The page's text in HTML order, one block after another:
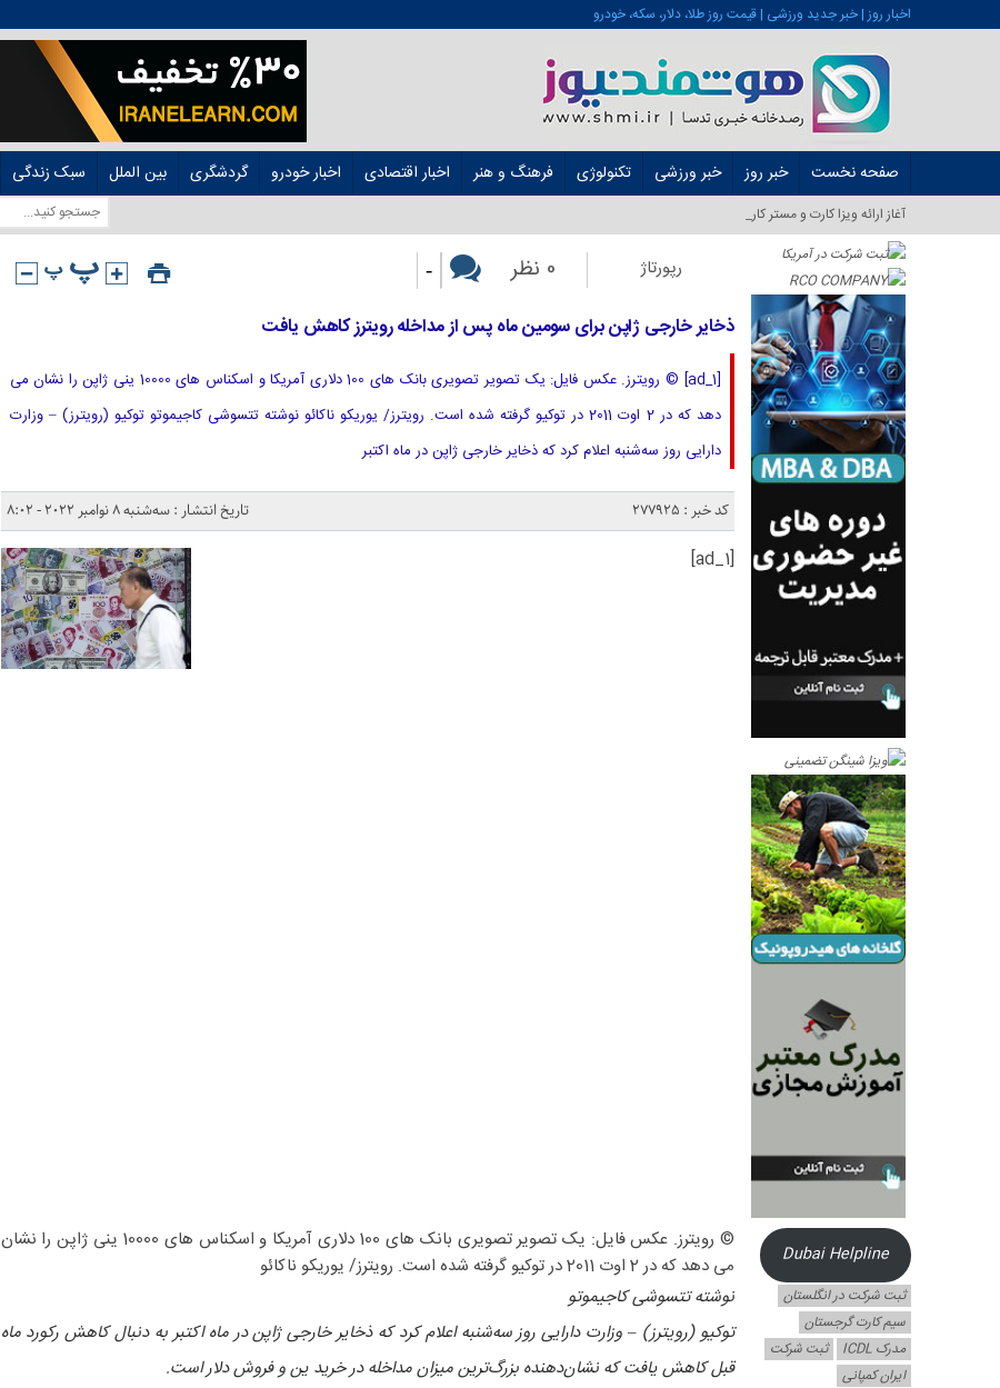
اخبار روز | خبر جدید ورزشی | قیمت روز طلا، دلار، سکه، خودرو
صفحه نخست خبر روز خبر ورزشی تکنولوژی فرهنگ و هنر اخبار اقتصادی اخبار خودرو گردشگری بین الملل سبک زندگی
آغاز ارائه ویزا کارت و مستر کارت در ایران از شه_
رپورتاژ 0 نظر -
ذخایر خارجی ژاپن برای سومین ماه پس از مداخله رویترز کاهش یافت
[ad_1] © رویترز. عکس فایل: یک تصویر تصویری بانک های 100 دلاری آمریکا و اسکناس های 10000 ینی ژاپن را نشان می
دهد که در 2 اوت 2011 در توکیو گرفته شده است. رویترز/ یوریکو ناکائو نوشته تتسوشی کاجیموتو توکیو (رویترز) – وزارت
دارایی روز سه‌شنبه اعلام کرد که ذخایر خارجی ژاپن در ماه اکتبر
کد خبر : 277925 تاریخ انتشار : سه‌شنبه 8 نوامبر 2022 - 8:02
[ad_1]
© رویترز. عکس فایل: یک تصویر تصویری بانک های 100 دلاری آمریکا و اسکناس های 10000 ینی ژاپن را نشان
می دهد که در 2 اوت 2011 در توکیو گرفته شده است. رویترز/ یوریکو ناکائو
نوشته تتسوشی کاجیموتو
توکیو (رویترز) – وزارت دارایی روز سه‌شنبه اعلام کرد که ذخایر خارجی ژاپن در ماه اکتبر به دنبال کاهش رکورد ماه
قبل کاهش یافت که نشان‌دهنده بزرگ‌ترین میزان مداخله در خرید ین و فروش دلار است.
Dubai Helpline
ثبت شرکت در انگلستان
سیم کارت گرجستان
مدرک ICDL
ثبت شرکت
ایران کمپانی